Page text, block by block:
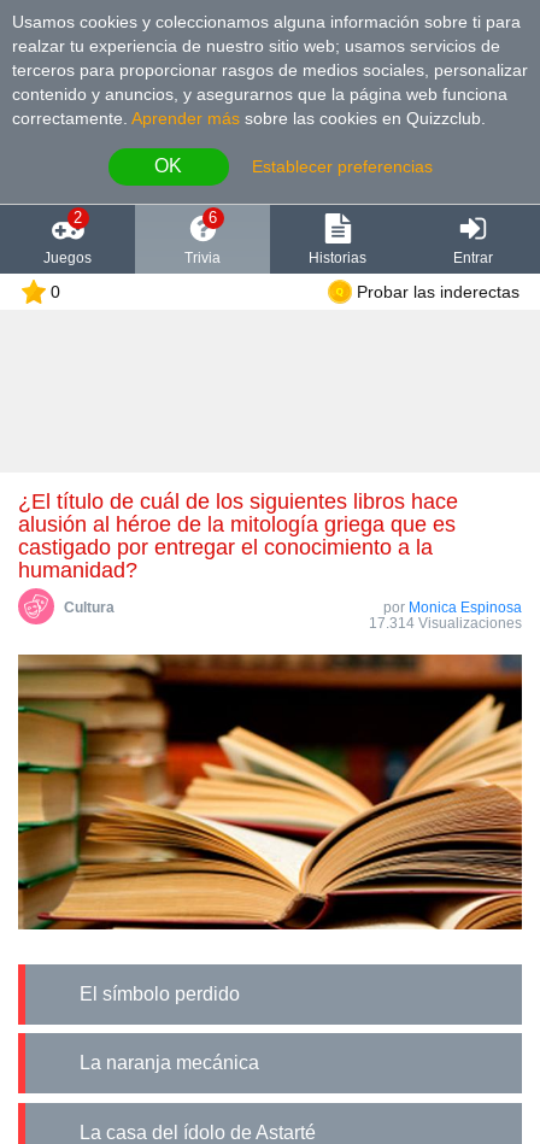
Usamos cookies y coleccionamos alguna información sobre ti para
realzar tu experiencia de nuestro sitio web; usamos servicios de
terceros para proporcionar rasgos de medios sociales, personalizar
contenido y anuncios, y asegurarnos que la página web funciona
correctamente. Aprender más sobre las cookies en Quizzclub.
OK Establecer preferencias
2
Juegos
6
Trivia Historias Entrar
0 Probar las inderectas
¿El título de cuál de los siguientes libros hace
alusión al héroe de la mitología griega que es
castigado por entregar el conocimiento a la
humanidad?
Cultura por Monica Espinosa
17.314 Visualizaciones
El símbolo perdido
La naranja mecánica
La casa del ídolo de Astarté